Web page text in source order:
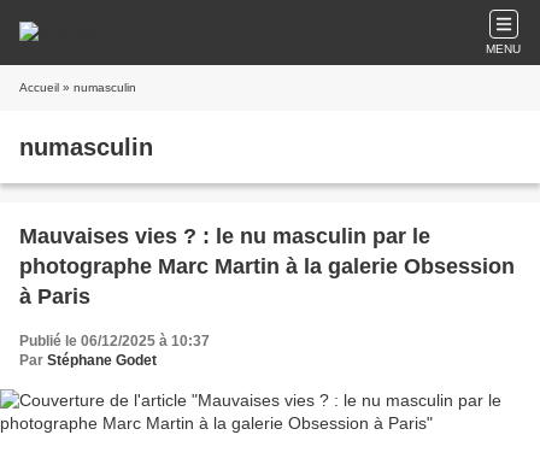
MENU
Accueil » numasculin
numasculin
Mauvaises vies ? : le nu masculin par le
photographe Marc Martin à la galerie Obsession
à Paris
Publié le 06/12/2025 à 10:37
Par Stéphane Godet